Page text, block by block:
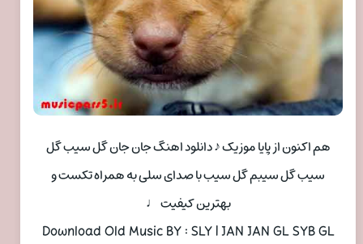
هم اکنون از پایا موزیک ♪ دانلود اهنگ جان جان گل سیب گل
سیب گل سیبم گل سیب با صدای سلی به همراه تکست و
بهترین کیفیت ♩
Download Old Music BY : SLY | JAN JAN GL SYB GL